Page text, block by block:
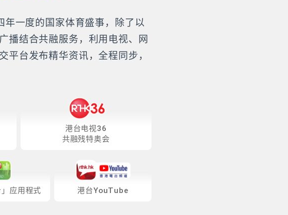
年一度的国家体育盛事，除了以
播结合共融服务，利用电视、网
平台发布精华资讯，全程同步，
港台电视36
共融残特奥会
应用程式 港台YouTube